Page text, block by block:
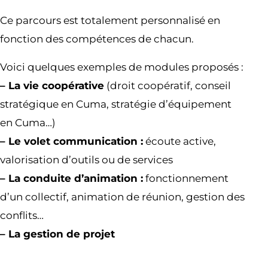
Ce parcours est totalement personnalisé en
fonction des compétences de chacun.
Voici quelques exemples de modules proposés :
– La vie coopérative (droit coopératif, conseil
stratégique en Cuma, stratégie d’équipement
en Cuma…)
– Le volet communication : écoute active,
valorisation d’outils ou de services
– La conduite d’animation : fonctionnement
d’un collectif, animation de réunion, gestion des
conflits…
– La gestion de projet